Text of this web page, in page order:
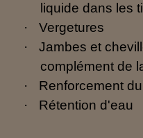
liquide dans les
·
Vergetures
·
Jambes et
complément de
·
Renforcement
·
Rétention d'eau